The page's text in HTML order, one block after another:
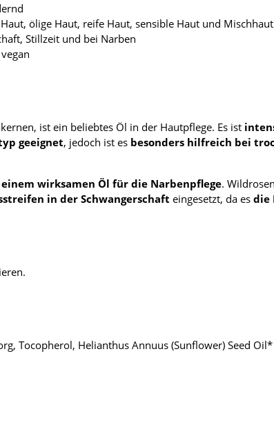
ölige Haut, reife Haut, sensible Haut und Mischhaut
Stillzeit und bei Narben
ist ein beliebtes Öl in der Hautpflege. Es ist
geeignet, jedoch ist es besonders hilfreich bei
einem wirksamen Öl für die Narbenpflege.
in der Schwangerschaft eingesetzt, da es die
Tocopherol, Helianthus Annuus (Sunflower) Seed